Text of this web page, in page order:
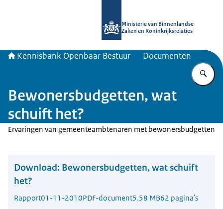
Ministerie van Binnenlandse
Zaken en Koninkrijksrelaties
Kennisbank Openbaar Bestuur Documenten
Bewonersbudgetten, wat
schuift het?
Ervaringen van gemeenteambtenaren met bewonersbudgetten
Download: Bewonersbudgetten, wat schuift
het?
Rapport01-11-2010PDF-document5.58 MB62 pagina's